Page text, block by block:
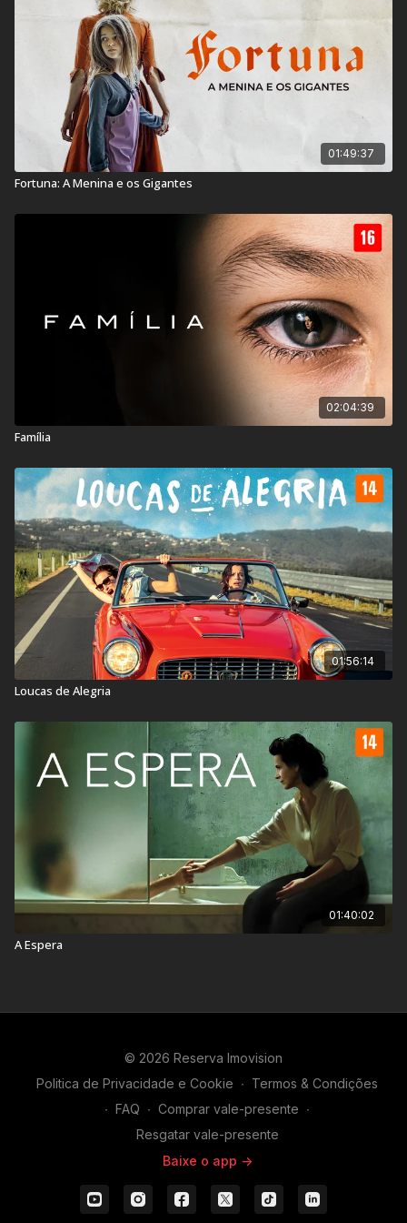
Título Original:Fortunata
113 min
Ano de lançamento:2017
Itália
01:49:37
Fortuna: A Menina e os Gigantes
02:04:39
Família
01:56:14
Loucas de Alegria
01:40:02
A Espera
© 2026 Reserva Imovision
Politica de Privacidade e Cookie ∙ Termos & Condições
∙ FAQ ∙ Comprar vale-presente ∙
Resgatar vale-presente
Baixe o app ->